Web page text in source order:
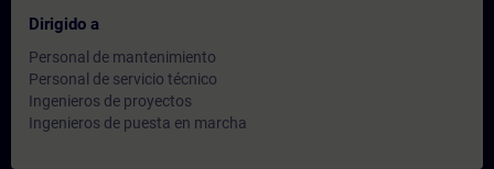
Dirigido a
Personal de mantenimiento
Personal de servicio técnico
Ingenieros de proyectos
Ingenieros de puesta en marcha